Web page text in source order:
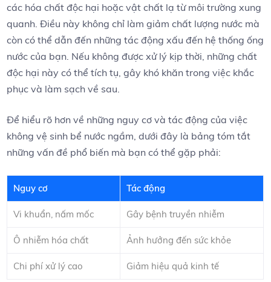
các hóa chất độc hại hoặc vật chất lạ từ môi trường xung
quanh. Điều này không ‌chỉ‍ làm giảm chất lượng nước mà​
còn ⁤có thể dẫn đến⁢ những tác động xấu đến hệ thống ống
nước của bạn. Nếu ⁣không được xử lý ⁢kịp thời, ⁤những‍ chất
độc hại này‍ có thể tích tụ, gây khó khăn trong⁣ việc khắc
⁣phục‍ và làm sạch về sau.
Để hiểu ‍rõ hơn về ‌những nguy cơ⁣ và⁤ tác động của việc
⁢không vệ sinh bể nước ngầm, dưới đây là bảng ⁢tóm ⁤tắt
những​ vấn đề phổ biến mà‌ bạn ‌có thể gặp phải:
Nguy‌ cơ Tác ⁢động
Vi khuẩn, nấm mốc Gây bệnh⁢ truyền nhiễm
Ô‍ nhiễm hóa chất Ảnh hưởng đến sức khỏe
Chi phí xử lý cao Giảm hiệu quả‍ kinh⁢ tế